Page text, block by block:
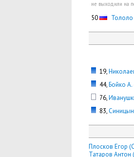
не выходили на
50 Тололо
19,
44,Бойко А.
76,
83,
Плосков Егор
Татаров Антон